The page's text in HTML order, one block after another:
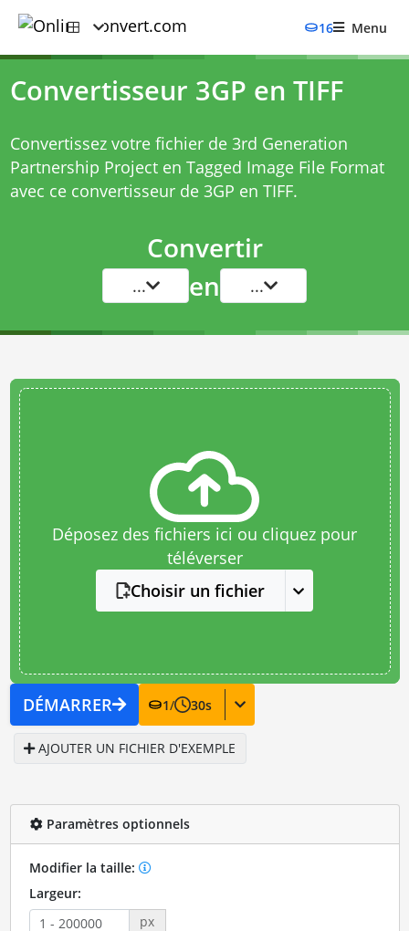
16 Menu
Convertisseur 3GP en TIFF
Convertissez votre fichier de 3rd Generation
Partnership Project en Tagged Image File Format
avec ce convertisseur de 3GP en TIFF.
Convertir
... en ...
Déposez des fichiers ici ou cliquez pour
téléverser
Choisir un fichier
DÉMARRER 1/ 30s
AJOUTER UN FICHIER D'EXEMPLE
Paramètres optionnels
Modifier la taille:
Largeur:
px